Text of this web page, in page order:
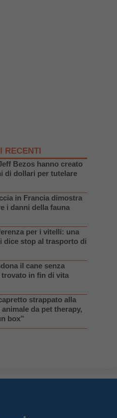
RECENTI
Bezos hanno creato
di dollari per tutelare
in Francia dimostra
i danni della fauna
per i vitelli: una
dice stop al trasporto di
il cane senza
in fin di vita
strappato alla
da pet therapy,
box”